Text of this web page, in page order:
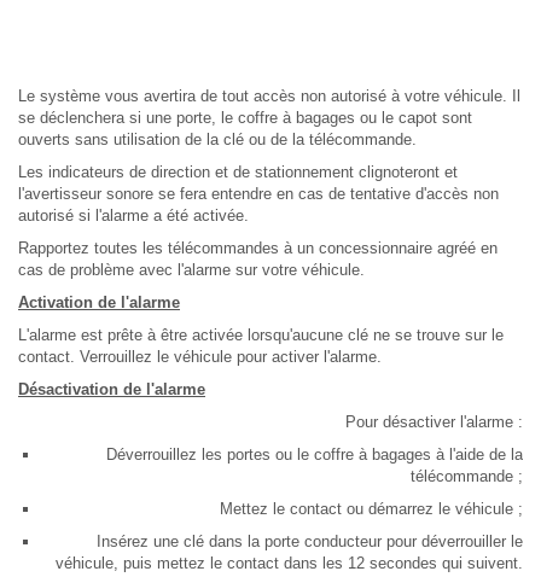
Le système vous avertira de tout accès non autorisé à votre véhicule. Il
se déclenchera si une porte, le coffre à bagages ou le capot sont
ouverts sans utilisation de la clé ou de la télécommande.
Les indicateurs de direction et de stationnement clignoteront et
l'avertisseur sonore se fera entendre en cas de tentative d'accès non
autorisé si l'alarme a été activée.
Rapportez toutes les télécommandes à un concessionnaire agréé en
cas de problème avec l'alarme sur votre véhicule.
Activation de l'alarme
L'alarme est prête à être activée lorsqu'aucune clé ne se trouve sur le
contact. Verrouillez le véhicule pour activer l'alarme.
Désactivation de l'alarme
Pour désactiver l'alarme :
Déverrouillez les portes ou le coffre à bagages à l'aide de la
télécommande ;
Mettez le contact ou démarrez le véhicule ;
Insérez une clé dans la porte conducteur pour déverrouiller le
véhicule, puis mettez le contact dans les 12 secondes qui suivent.